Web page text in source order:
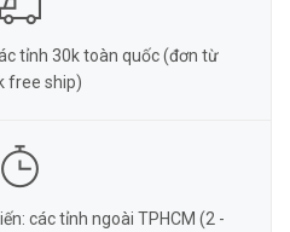
tỉnh 30k toàn quốc (đơn từ
free ship)
các tỉnh ngoài TPHCM (2 -